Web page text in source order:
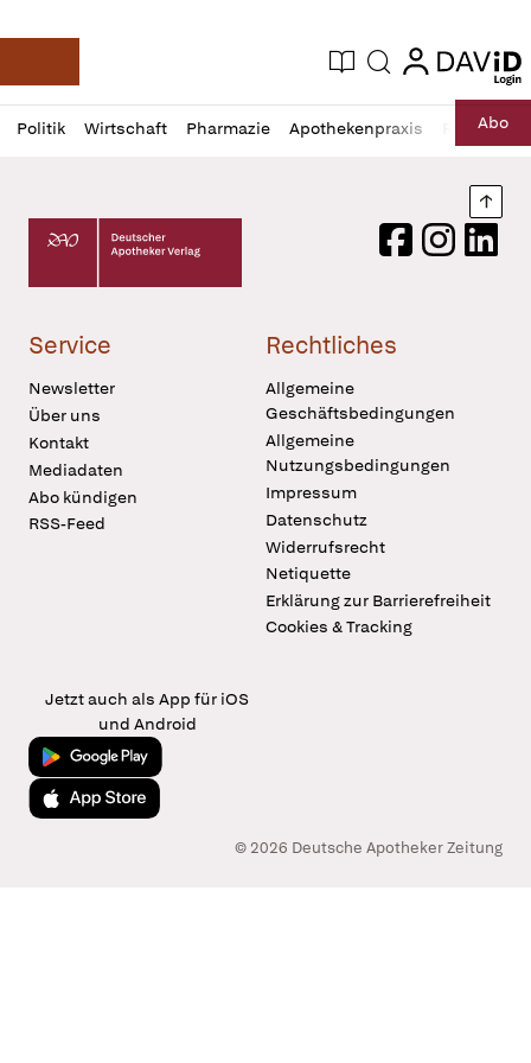
Deutsche Apotheker Zeitung
Aktuelle Ausgabe
Suche login
login
Politik Wirtschaft Pharmazie Apothekenpraxis RechtAbo
Profil
öffnen
Daz
Pur
Deutscher Apotheker Verlag Logo
FacebookInstagram
Service
Newsletter
Über uns
Kontakt
Mediadaten
Abo kündigen
RSS-Feed
Rechtliches
Allgemeine
Geschäftsbedingungen
Allgemeine
Nutzungsbedingungen
Impressum
Datenschutz
Widerrufsrecht
Netiquette
Erklärung zur Barrierefreiheit
Cookies & Tracking
Jetzt auch als App für iOS
und Android
Jetzt bei Google Play
Laden im App Store
© 2026 Deutsche Apotheker Zeitung